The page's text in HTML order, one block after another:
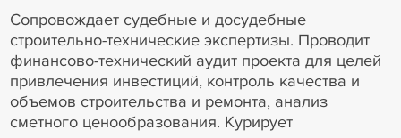
Сопровождает судебные и досудебные
строительно-технические экспертизы. Проводит
финансово-технический аудит проекта для целей
привлечения инвестиций, контроль качества и
объемов строительства и ремонта, анализ
сметного ценообразования. Курирует